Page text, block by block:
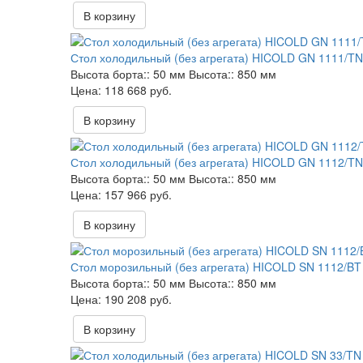
В корзину
Стол холодильный (без агрегата) HICOLD GN 1111/
Высота борта:: 50 мм Высота:: 850 мм
118 668 руб.
В корзину
Стол холодильный (без агрегата) HICOLD GN 1112/
Высота борта:: 50 мм Высота:: 850 мм
157 966 руб.
В корзину
Стол морозильный (без агрегата) HICOLD SN 1112/
Высота борта:: 50 мм Высота:: 850 мм
190 208 руб.
В корзину